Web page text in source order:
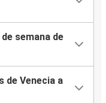
semana de
de Venecia a